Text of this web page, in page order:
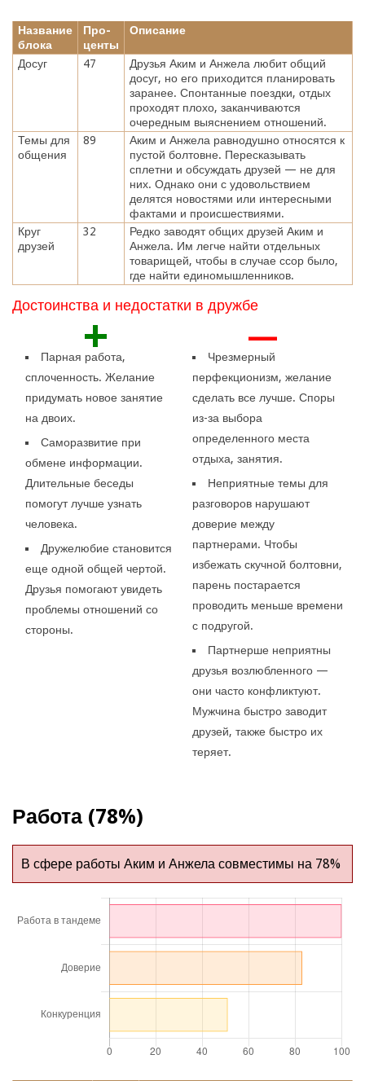
Название
блока
Про-
центы
Описание
Досуг 47
Друзья Аким и Анжела любит общий
досуг, но его приходится планировать
заранее. Спонтанные поездки, отдых
проходят плохо, заканчиваются
очередным выяснением отношений.
Темы для
общения
89
Аким и Анжела равнодушно относятся к
пустой болтовне. Пересказывать
сплетни и обсуждать друзей — не для
них. Однако они с удовольствием
делятся новостями или интересными
фактами и происшествиями.
Круг
друзей
32
Редко заводят общих друзей Аким и
Анжела. Им легче найти отдельных
товарищей, чтобы в случае ссор было,
где найти единомышленников.
Достоинства и недостатки в дружбе
+
Парная работа,
сплоченность. Желание
придумать новое занятие
на двоих.
Саморазвитие при
обмене информации.
Длительные беседы
помогут лучше узнать
человека.
Дружелюбие становится
еще одной общей чертой.
Друзья помогают увидеть
проблемы отношений со
стороны.
—
Чрезмерный
перфекционизм, желание
сделать все лучше. Споры
из-за выбора
определенного места
отдыха, занятия.
Неприятные темы для
разговоров нарушают
доверие между
партнерами. Чтобы
избежать скучной болтовни,
парень постарается
проводить меньше времени
с подругой.
Партнерше неприятны
друзья возлюбленного —
они часто конфликтуют.
Мужчина быстро заводит
друзей, также быстро их
теряет.
Работа (78%)
В сфере работы Аким и Анжела совместимы на 78%